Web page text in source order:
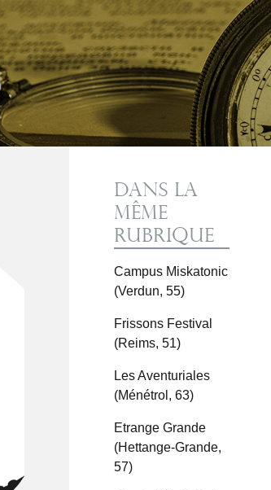
Dans la
même
rubrique
Campus Miskatonic
(Verdun, 55)
Frissons Festival
(Reims, 51)
Les Aventuriales
(Ménétrol, 63)
Etrange Grande
(Hettange-Grande,
57)